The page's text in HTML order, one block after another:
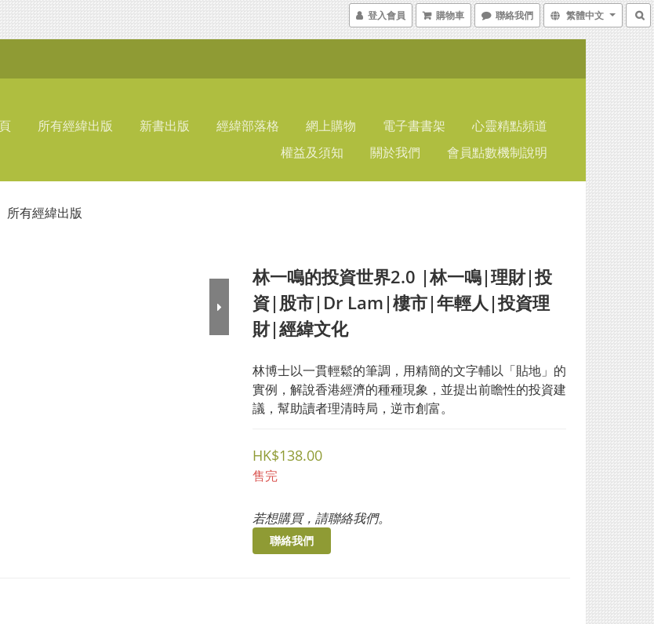
登入會員 購物車 聯絡我們 繁體中文
所有經緯出版 新書出版 經緯部落格 網上購物 電子書書架
心靈精點頻道
權益及須知
關於我們 會員點數機制說明
所有經緯出版
林一鳴的投資世界2.0 |林一鳴|理財|投
資|股市|Dr Lam|樓市|年輕人|投資理
財|經緯文化
林博士以一貫輕鬆的筆調，用精簡的文字輔以「貼地」的
實例，解說香港經濟的種種現象，並提出前瞻性的投資建
議，幫助讀者理清時局，逆市創富。
HK$138.00
售完
若想購買，請聯絡我們。
聯絡我們